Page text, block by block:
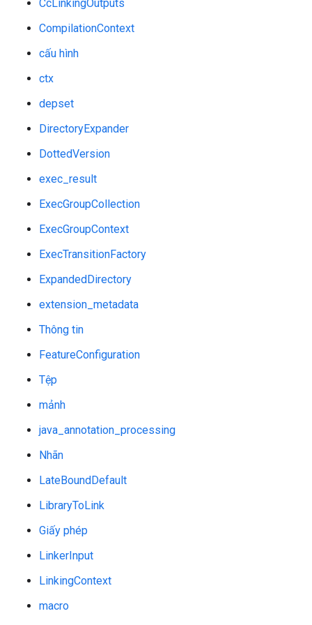
CcLinkingOutputs
CompilationContext
cấu hình
ctx
depset
DirectoryExpander
DottedVersion
exec_result
ExecGroupCollection
ExecGroupContext
ExecTransitionFactory
ExpandedDirectory
extension_metadata
Thông tin
FeatureConfiguration
Tệp
mảnh
java_annotation_processing
Nhãn
LateBoundDefault
LibraryToLink
Giấy phép
LinkerInput
LinkingContext
macro